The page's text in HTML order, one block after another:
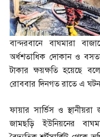
বান্দরবানে বাঘমারা
অর্ধশতাধিক দোকান ও
টাকার ক্ষয়ক্ষতি হয়েছে
রোববার দিনগত রাতে এ
ফায়ার সার্ভিস ও স্থানীয়রা
জামছড়ি ইউনিয়নের